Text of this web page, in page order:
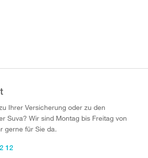
Ihrer Versicherung oder zu den
Suva? Wir sind Montag bis Freitag von
gerne für Sie da.
12